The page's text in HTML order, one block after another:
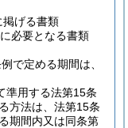
掲げる書類
必要となる書類
で定める期間は、
準用する法第15条
方法は、法第15条
期間内又は同条第